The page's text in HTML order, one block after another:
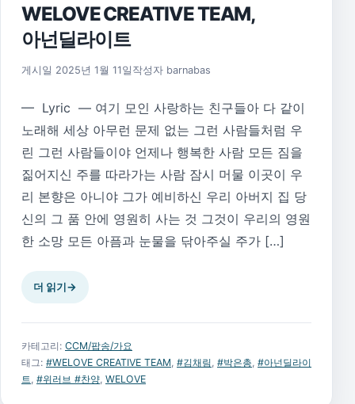
WELOVE CREATIVE TEAM,
아넌딜라이트
게시일 2025년 1월 11일 작성자 barnabas
— Lyric — 여기 모인 사랑하는 친구들아 다 같이
노래해 세상 아무런 문제 없는 그런 사람들처럼 우
린 그런 사람들이야 언제나 행복한 사람 모든 짐을
짊어지신 주를 따라가는 사람 잠시 머물 이곳이 우
리 본향은 아니야 그가 예비하신 우리 아버지 집 당
신의 그 품 안에 영원히 사는 것 그것이 우리의 영원
한 소망 모든 아픔과 눈물을 닦아주실 주가 […]
더 읽기→
카테고리: CCM/팝송/가요
태그: #WELOVE CREATIVE TEAM, #김채림, #박은총, #아넌딜라이
트, #위러브 #찬양, WELOVE